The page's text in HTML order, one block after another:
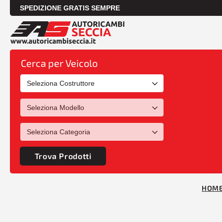
SPEDIZIONE GRATIS SEMPRE
Cerca per Veicolo
Trova Prodotti